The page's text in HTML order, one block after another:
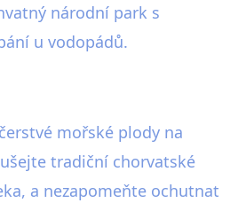
národní park s
u vodopádů.
mořské plody na
tradiční chorvatské
a nezapomeňte ochutnat